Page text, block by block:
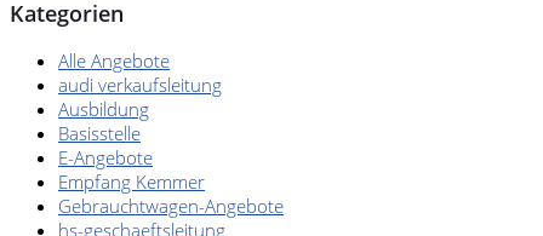
Unfall- und
Lackservice
Großkunden
/
Kategorien
Alle Angebote
audi verkaufsleitung
Ausbildung
Basisstelle
E-Angebote
Empfang Kemmer
Gebrauchtwagen-Angebote
hs-geschaeftsleitung